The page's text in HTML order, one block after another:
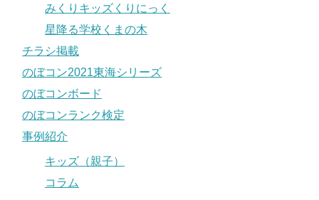
みくりキッズくりにっく
星降る学校くまの木
チラシ掲載
のぼコン2021東海シリーズ
のぼコンボード
のぼコンランク検定
事例紹介
キッズ（親子）
コラム